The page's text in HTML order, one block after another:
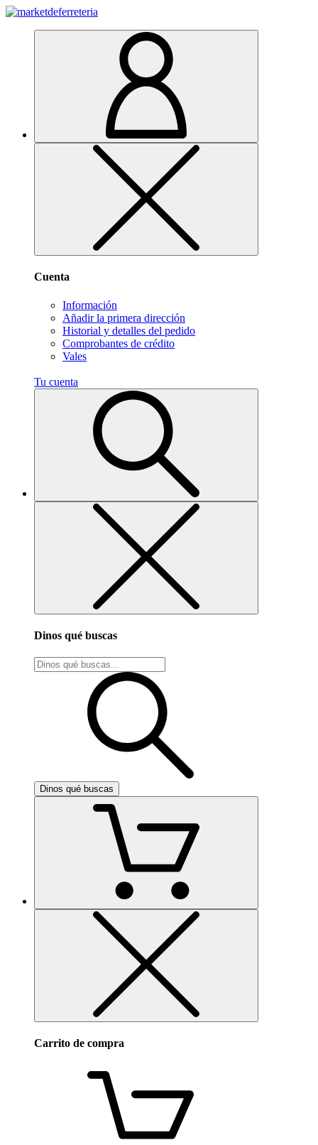
Cuenta
Información
Añadir la primera dirección
Historial y detalles del pedido
Comprobantes de crédito
Vales
Tu cuenta
Dinos qué buscas
Dinos qué buscas
Carrito de compra